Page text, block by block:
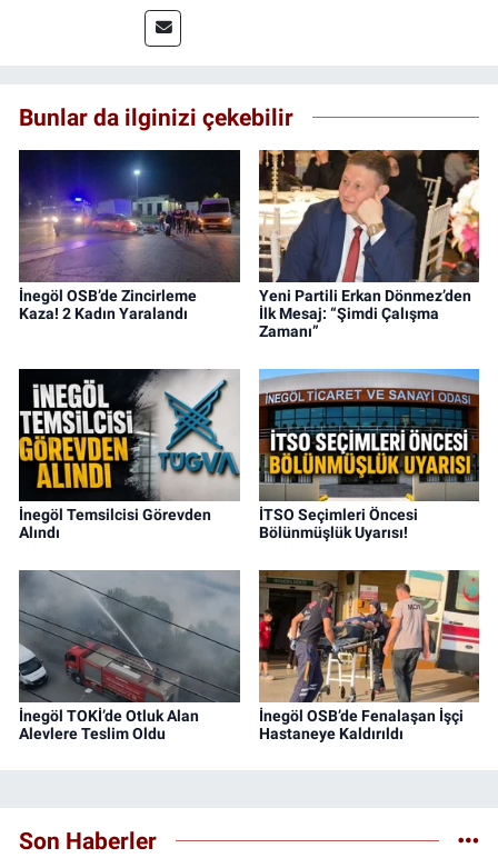
Bunlar da ilginizi çekebilir
İnegöl OSB’de Zincirleme
Kaza! 2 Kadın Yaralandı
Yeni Partili Erkan Dönmez’den
İlk Mesaj: “Şimdi Çalışma
Zamanı”
İnegöl Temsilcisi Görevden
Alındı
İTSO Seçimleri Öncesi
Bölünmüşlük Uyarısı!
İnegöl TOKİ’de Otluk Alan
Alevlere Teslim Oldu
İnegöl OSB’de Fenalaşan İşçi
Hastaneye Kaldırıldı
Son Haberler